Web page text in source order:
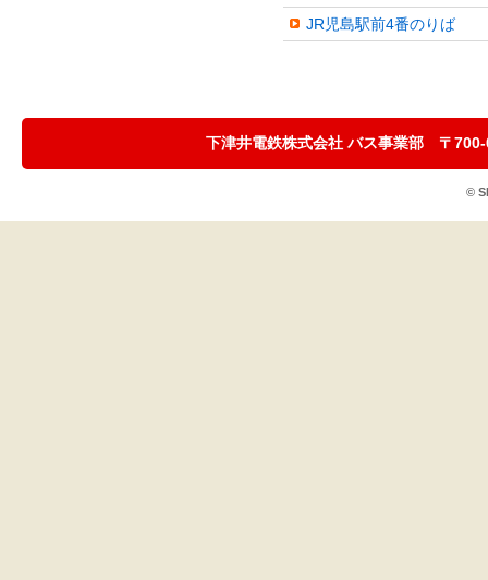
JR児島駅前4番のりば
下津井電鉄株式会社 バス事業部 〒
©